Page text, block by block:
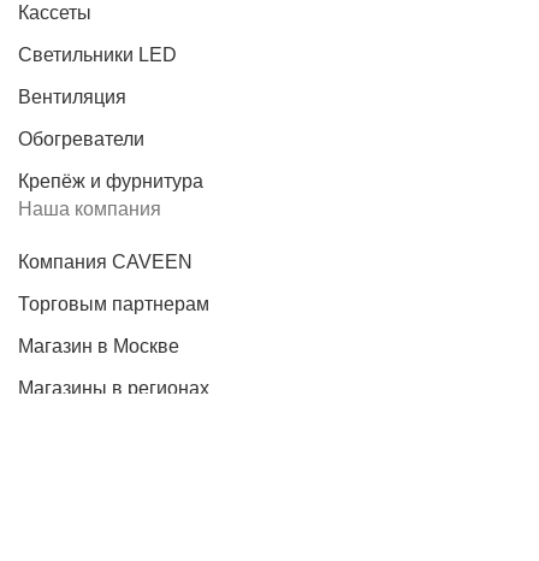
Кассеты
Светильники LED
Вентиляция
Обогреватели
Крепёж и фурнитура
Наша компания
Компания CAVEEN
Торговым партнерам
Магазин в Москве
Магазины в регионах